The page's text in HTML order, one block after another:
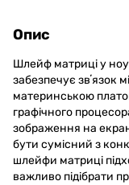
Опис
Шлейф матриці у
забезпечує звʼязок
материнською
графічного
зображення на
бути сумісний з
шлейфи матриці
важливо підібрати